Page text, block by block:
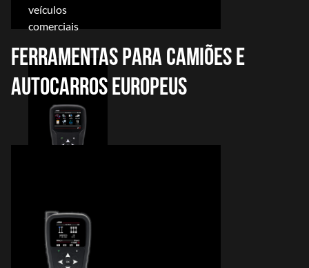
veículos
comerciais
VT57
Apresentando
o novíssimo
FERRAMENTAS PARA CAMIÕES E
AUTOCARROS EUROPEUS